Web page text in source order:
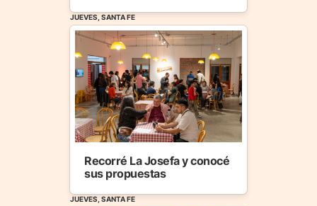
JUEVES, SANTA FE
Recorré La Josefa y conocé
sus propuestas
JUEVES, SANTA FE